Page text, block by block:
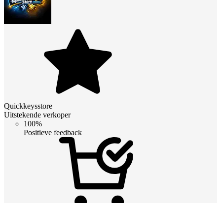
Quickkeysstore
Uitstekende verkoper
100%
Positieve feedback